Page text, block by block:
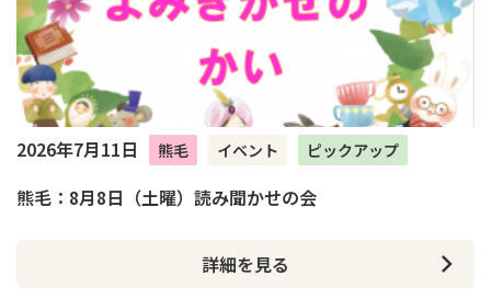
2026年7月11日 熊毛 イベント ピックアップ
熊毛：8月8日（土曜）読み聞かせの会
詳細を見る